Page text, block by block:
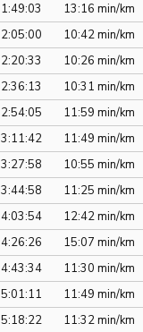
1:49:03 13:16 min/km
2:05:00 10:42 min/km
2:20:33 10:26 min/km
2:36:13 10:31 min/km
2:54:05 11:59 min/km
3:11:42 11:49 min/km
3:27:58 10:55 min/km
3:44:58 11:25 min/km
4:03:54 12:42 min/km
4:26:26 15:07 min/km
4:43:34 11:30 min/km
5:01:11 11:49 min/km
5:18:22 11:32 min/km